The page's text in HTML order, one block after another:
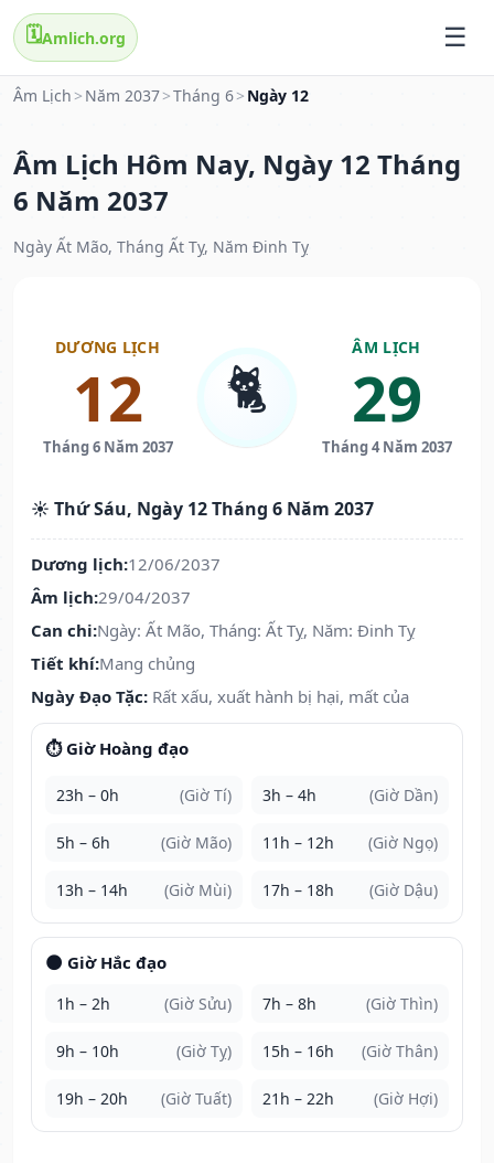
🗓️Amlich.org
Âm Lịch > Năm 2037>Tháng 6> Ngày 12
Âm Lịch Hôm Nay, Ngày 12 Tháng
6 Năm 2037
Ngày Ất Mão, Tháng Ất Tỵ, Năm Đinh Tỵ
DƯƠNG LỊCH
12
Tháng 6 Năm 2037
🐈
ÂM LỊCH
29
Tháng 4 Năm 2037
☀️ Thứ Sáu, Ngày 12 Tháng 6 Năm 2037
Dương lịch:12/06/2037
Âm lịch:29/04/2037
Can chi:Ngày: Ất Mão, Tháng: Ất Tỵ, Năm: Đinh Tỵ
Tiết khí:Mang chủng
Ngày Đạo Tặc: Rất xấu, xuất hành bị hại, mất của
⏱️ Giờ Hoàng đạo
23h – 0h (Giờ Tí) 3h – 4h (Giờ Dần)
5h – 6h (Giờ Mão) 11h – 12h (Giờ Ngọ)
13h – 14h (Giờ Mùi) 17h – 18h (Giờ Dậu)
🌑 Giờ Hắc đạo
1h – 2h (Giờ Sửu) 7h – 8h (Giờ Thìn)
9h – 10h (Giờ Tỵ) 15h – 16h (Giờ Thân)
19h – 20h (Giờ Tuất) 21h – 22h (Giờ Hợi)